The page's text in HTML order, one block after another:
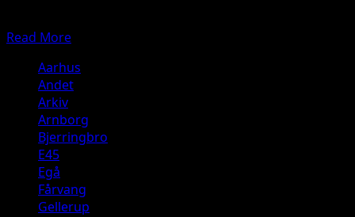
Read MoreRead
about
Kæmpe
E45
fra
Randers
mellem
Aarhus
Andet
Arkiv
Arnborg
Bjerringbro
E45
Egå
Fårvang
Gellerup